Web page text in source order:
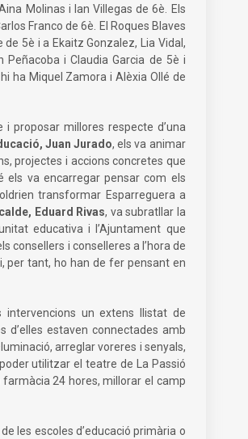
Molinas i Ian Villegas de 6è. Els
Franco de 6è. El Roques Blaves
5è i a Ekaitz Gonzalez, Lia Vidal,
Peñacoba i Claudia Garcia de 5è i
ha Miquel Zamora i Alèxia Ollé de
proposar millores respecte d’una
Juan Jurado, els va animar
projectes i accions concretes que
els va encarregar pensar com els
transformar Esparreguera a
Eduard Rivas, va subratllar la
educativa i l’Ajuntament que
consellers i conselleres a l’hora de
per tant, ho han de fer pensant en
intervencions un extens llistat de
d’elles estaven connectades amb
arreglar voreres i senyals,
utilitzar el teatre de La Passió
24 hores, millorar el camp
les escoles d’educació primària o